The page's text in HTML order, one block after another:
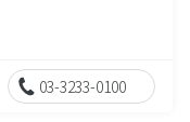
03-3233-0100